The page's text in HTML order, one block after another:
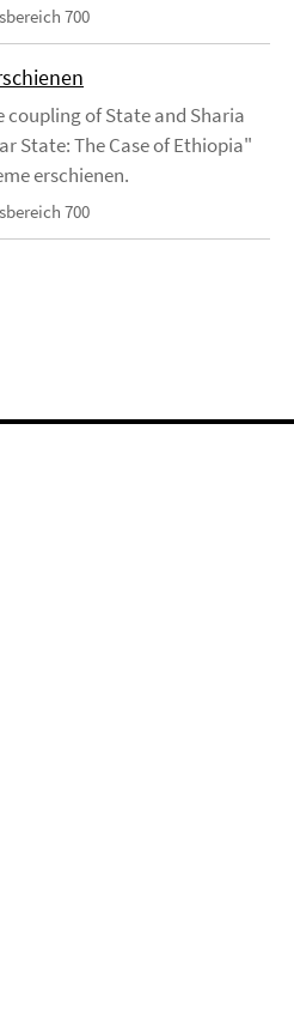
700
coupling of State and Sharia
State: The Case of Ethiopia"
erschienen.
700